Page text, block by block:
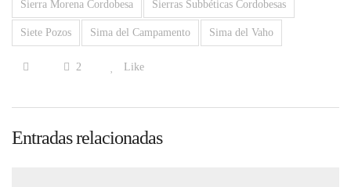
Sierra Morena Cordobesa Sierras Subbéticas Cordobesas
Siete Pozos Sima del Campamento Sima del Vaho
2 Like
Entradas relacionadas